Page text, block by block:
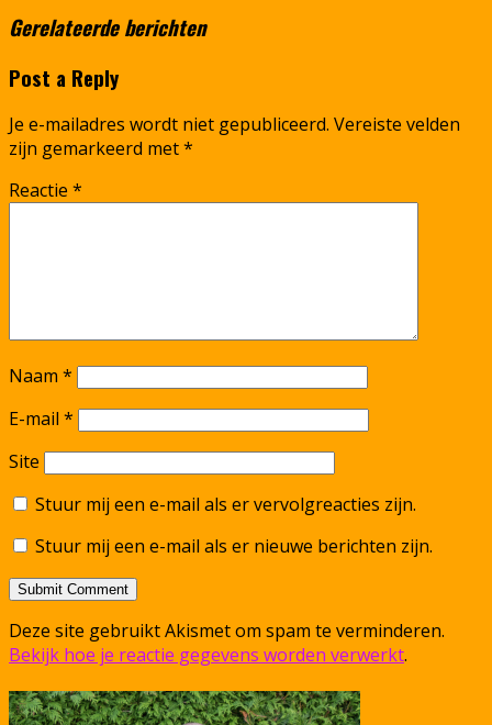
Gerelateerde berichten
Post a Reply
Je e-mailadres wordt niet gepubliceerd. Vereiste velden
zijn gemarkeerd met*
Reactie *
Naam *
E-mail *
Site
Stuur mij een e-mail als er vervolgreacties zijn.
Stuur mij een e-mail als er nieuwe berichten zijn.
Deze site gebruikt Akismet om spam te verminderen.
Bekijk hoe je reactie gegevens worden verwerkt.